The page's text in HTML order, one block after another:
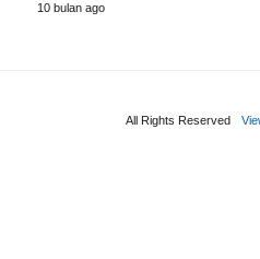
10 bulan ago
All Rights Reserved